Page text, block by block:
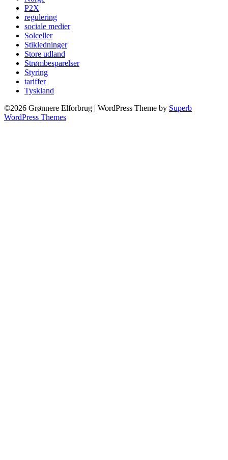
P2X
regulering
sociale medier
Solceller
Stikledninger
Store udland
Strømbesparelser
Styring
tariffer
Tyskland
©2026 Grønnere Elforbrug | WordPress Theme by Superb
WordPress Themes